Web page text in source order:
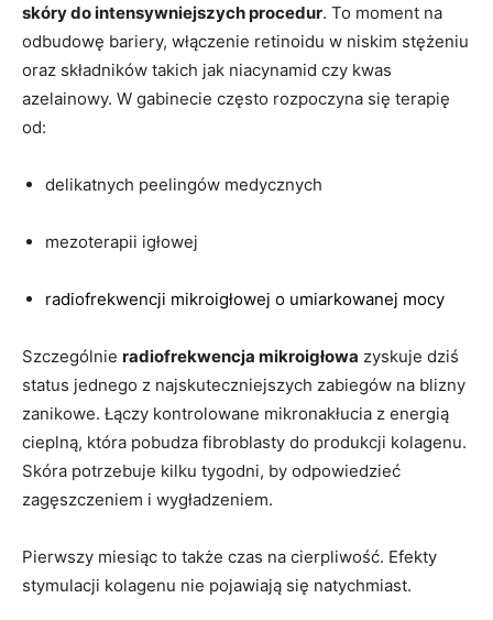
skóry do intensywniejszych procedur. To moment na
odbudowę bariery, włączenie retinoidu w niskim stężeniu
oraz składników takich jak niacynamid czy kwas
azelainowy. W gabinecie często rozpoczyna się terapię
od:
delikatnych peelingów medycznych
mezoterapii igłowej
radiofrekwencji mikroigłowej o umiarkowanej mocy
Szczególnie radiofrekwencja mikroigłowa zyskuje dziś
status jednego z najskuteczniejszych zabiegów na blizny
zanikowe. Łączy kontrolowane mikronakłucia z energią
cieplną, która pobudza fibroblasty do produkcji kolagenu.
Skóra potrzebuje kilku tygodni, by odpowiedzieć
zagęszczeniem i wygładzeniem.
Pierwszy miesiąc to także czas na cierpliwość. Efekty
stymulacji kolagenu nie pojawiają się natychmiast.